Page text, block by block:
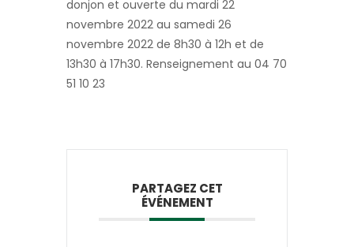
donjon et ouverte du mardi 22
novembre 2022 au samedi 26
novembre 2022 de 8h30 à 12h et de
13h30 à 17h30. Renseignement au 04 70
51 10 23
PARTAGEZ CET
ÉVÉNEMENT